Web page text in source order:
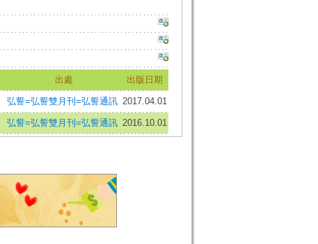
出處 出版日期
弘誓=弘誓雙月刊=弘誓通訊 2017.04.01
弘誓=弘誓雙月刊=弘誓通訊 2016.10.01